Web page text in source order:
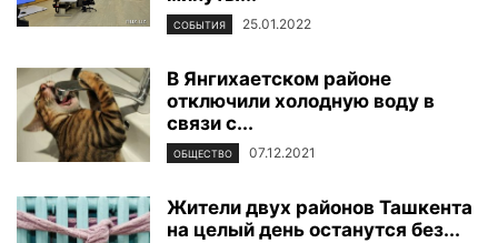
СОБЫТИЯ 25.01.2022
В Янгихаетском районе
отключили холодную воду в
связи с...
ОБЩЕСТВО 07.12.2021
Жители двух районов Ташкента
на целый день останутся без...